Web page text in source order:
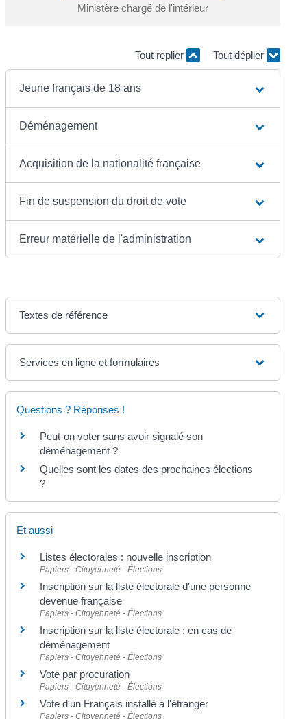
Ministère chargé de l'intérieur
Tout replier Tout déplier
Jeune français de 18 ans
Déménagement
Acquisition de la nationalité française
Fin de suspension du droit de vote
Erreur matérielle de l'administration
Textes de référence
Services en ligne et formulaires
Questions ? Réponses !
Peut-on voter sans avoir signalé son
déménagement ?
Quelles sont les dates des prochaines élections
?
Et aussi
Listes électorales : nouvelle inscription
Papiers - Citoyenneté - Élections
Inscription sur la liste électorale d'une personne
devenue française
Papiers - Citoyenneté - Élections
Inscription sur la liste électorale : en cas de
déménagement
Papiers - Citoyenneté - Élections
Vote par procuration
Papiers - Citoyenneté - Élections
Vote d'un Français installé à l'étranger
Papiers - Citoyenneté - Élections